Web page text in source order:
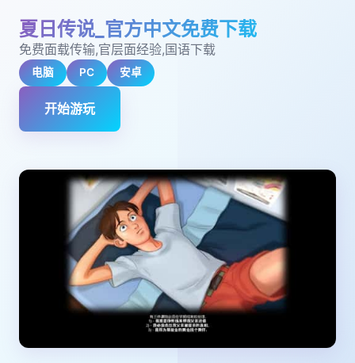
夏日传说_官方中文免费下载
免费面载传输,官层面经验,国语下载
电脑 PC 安卓
开始游玩